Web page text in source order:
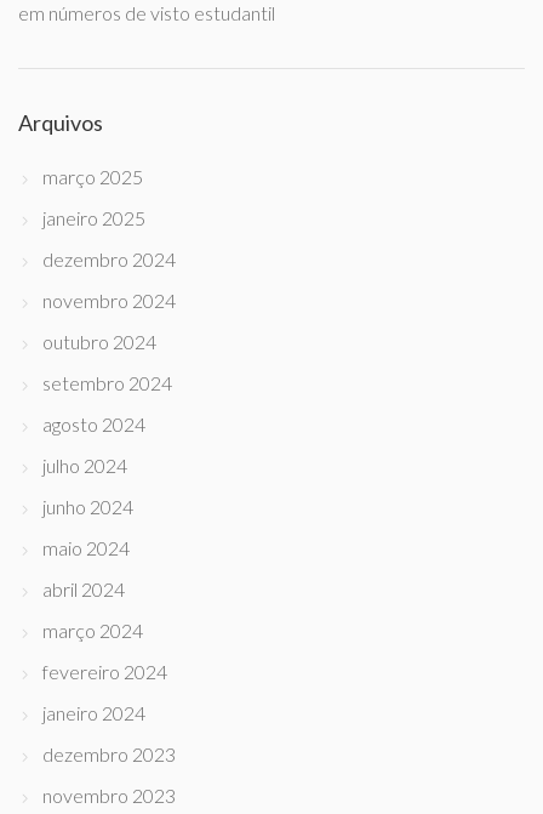
em números de visto estudantil
Arquivos
março 2025
janeiro 2025
dezembro 2024
novembro 2024
outubro 2024
setembro 2024
agosto 2024
julho 2024
junho 2024
maio 2024
abril 2024
março 2024
fevereiro 2024
janeiro 2024
dezembro 2023
novembro 2023